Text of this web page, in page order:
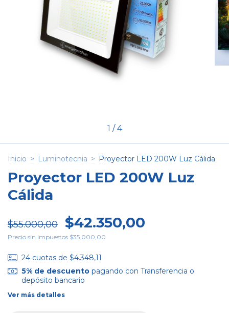
1 /4
Inicio > Luminotecnia > Proyector LED 200W Luz Cálida
Proyector LED 200W Luz
Cálida
$55.000,00 $42.350,00
Precio sin impuestos $35.000,00
24 cuotas de $4.348,11
5% de descuentopagando con Transferencia o
depósito bancario
Ver más detalles